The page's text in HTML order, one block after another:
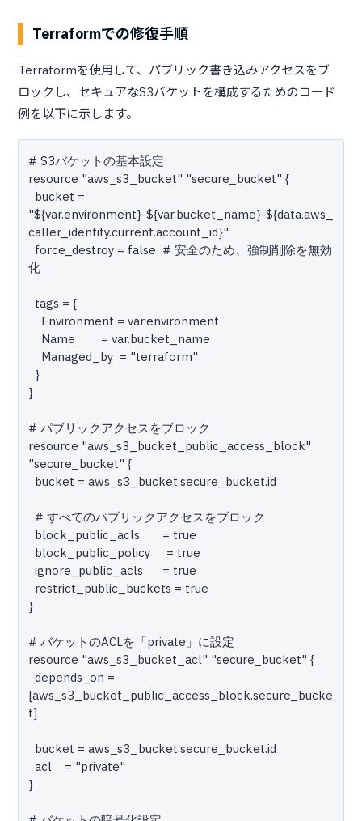
Terraformでの修復手順
Terraformを使用して、パブリック書き込みアクセスをブ
ロックし、セキュアなS3バケットを構成するためのコード
例を以下に示します。
# S3バケットの基本設定
resource "aws_s3_bucket" "secure_bucket" {
"${var.environment}-${var.bucket_name}-${data.aws_
caller_identity.current.account_id}"
化
}
# パブリックアクセスをブロック
resource "aws_s3_bucket_public_access_block"
"secure_bucket" {
}
# バケットのACLを「private」に設定
resource "aws_s3_bucket_acl" "secure_bucket" {
[aws_s3_bucket_public_access_block.secure_bucke
t]
}